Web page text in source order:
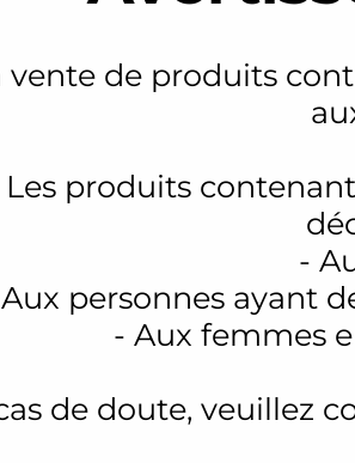
vente de produits
Les produits
-
personnes ayant
- Aux femmes
de doute, veuillez